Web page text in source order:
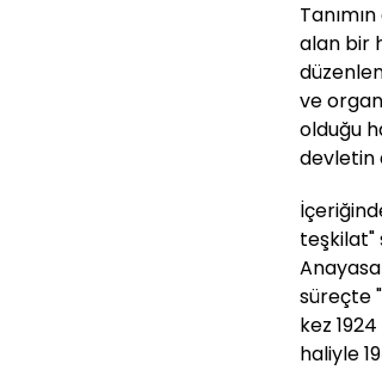
alan bir
ve
olduğu
devletin
teşkilat"
süreçte
kez
haliyle